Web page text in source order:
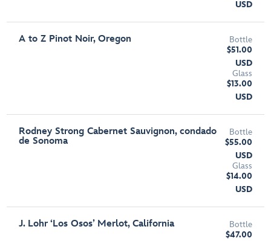
USD
A to Z Pinot Noir, Oregon
Bottle
$51.00
USD
Glass
$13.00
USD
Rodney Strong Cabernet Sauvignon, condado
de Sonoma
Bottle
$55.00
USD
Glass
$14.00
USD
J. Lohr ‘Los Osos’ Merlot, California
Bottle
$47.00